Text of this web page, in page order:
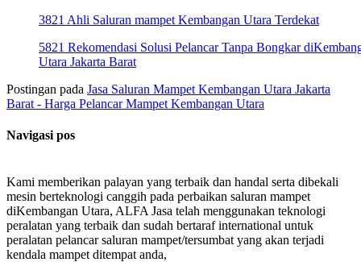
3821 Ahli Saluran mampet Kembangan Utara Terdekat
5821 Rekomendasi Solusi Pelancar Tanpa Bongkar
Utara Jakarta Barat
Postingan pada Jasa Saluran Mampet Kembangan Utara Jakarta
Barat - Harga Pelancar Mampet Kembangan Utara
Navigasi pos
Kami memberikan palayan yang terbaik dan handal serta dibekali
mesin berteknologi canggih pada perbaikan saluran mampet
diKembangan Utara, ALFA Jasa telah menggunakan teknologi
peralatan yang terbaik dan sudah bertaraf international untuk
peralatan pelancar saluran mampet/tersumbat yang akan terjadi
kendala mampet ditempat anda,